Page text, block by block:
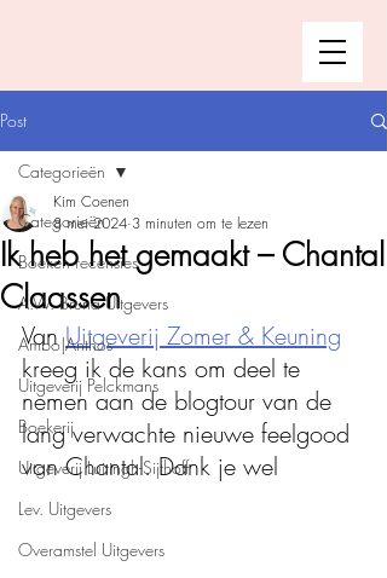
Post
Categorieën
Boeken recensies
A.W. Bruna Uitgevers
Ambo|Anthos
Uitgeverij Pelckmans
Boekerij
Uitgeverij Luitingh-Sijthoff
Lev. Uitgevers
Overamstel Uitgevers
Categorieën
Ik heb het gemaakt – Chantal
Claassen
Kim Coenen
8 mei 2024 3 minuten om te lezen
Van Uitgeverij Zomer & Keuning
kreeg ik de kans om deel te
nemen aan de blogtour van de
lang verwachte nieuwe feelgood
van Chantal. Dank je wel